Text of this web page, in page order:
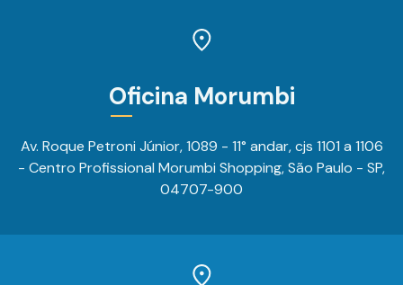
Oficina Morumbi
Av. Roque Petroni Júnior, 1089 - 11° andar, cjs 1101 a 1106
- Centro Profissional Morumbi Shopping, São Paulo - SP,
04707-900